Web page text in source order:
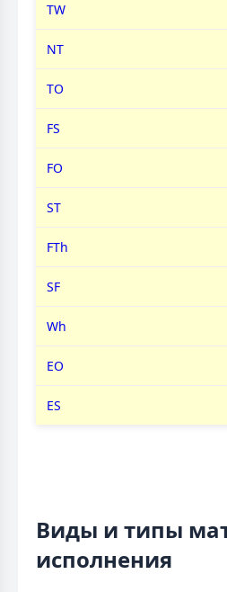
TW
NT
TO
FS
FO
ST
FTh
SF
Wh
EO
ES
Виды и типы
исполнения